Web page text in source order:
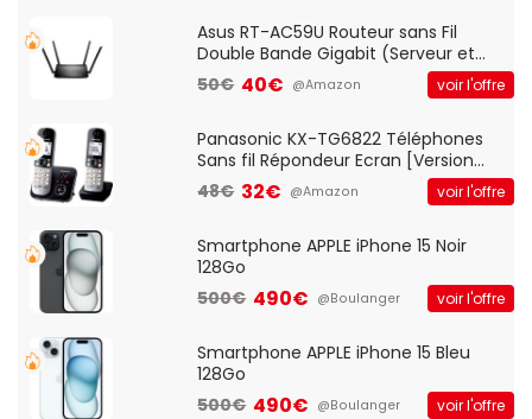
Asus RT-AC59U Routeur sans Fil
Double Bande Gigabit (Serveur et
Client VPN, Triple Vlan, Mode Point
d'accès et Bridge, contrôle Parental,
50€ 40€ @Amazon voir l'offre
Panasonic KX-TG6822 Téléphones
Sans fil Répondeur Ecran [Version
Française]
48€ 32€ @Amazon voir l'offre
Smartphone APPLE iPhone 15 Noir
128Go
500€ 490€ @Boulanger voir l'offre
Smartphone APPLE iPhone 15 Bleu
128Go
500€ 490€ @Boulanger voir l'offre